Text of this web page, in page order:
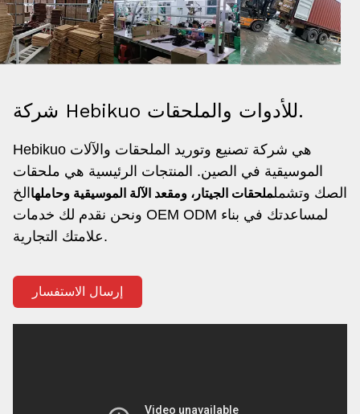
شركة Hebikuo للأدوات والملحقات.
Hebikuo هي شركة تصنيع وتوريد الملحقات والآلات
الموسيقية في الصين. المنتجات الرئيسية هي ملحقات
الصك وتشململحقات الجيتار، ومقعد الآلة الموسيقية وحاملهاالخ
ونحن نقدم لك خدمات OEM ODM لمساعدتك في بناء
علامتك التجارية.
إرسال الاستفسار